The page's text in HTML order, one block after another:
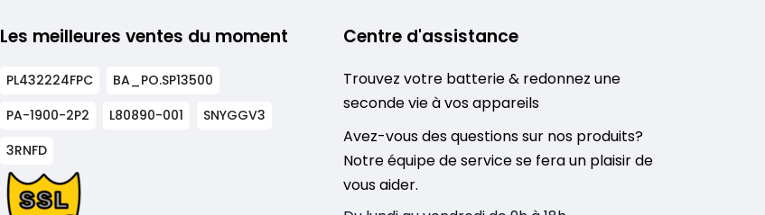
Les meilleures ventes du moment
PL432224FPC
BA_PO.SP13500
PA-1900-2P2
L80890-001
SNYGGV3
3RNFD
Centre d'assistance
Trouvez votre batterie & redonnez une
seconde vie à vos appareils
Avez-vous des questions sur nos produits?
Notre équipe de service se fera un plaisir de
vous aider.